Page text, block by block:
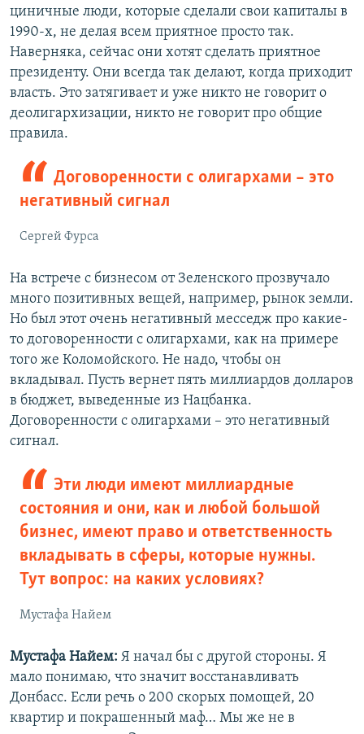
циничные люди, которые сделали свои капиталы в
1990-х, не делая всем приятное просто так.
Наверняка, сейчас они хотят сделать приятное
президенту. Они всегда так делают, когда приходит
власть. Это затягивает и уже никто не говорит о
деолигархизации, никто не говорит про общие
правила.
Договоренности с олигархами – это
негативный сигнал
Сергей Фурса
На встрече с бизнесом от Зеленского прозвучало
много позитивных вещей, например, рынок земли.
Но был этот очень негативный месседж про какие-
то договоренности с олигархами, как на примере
того же Коломойского. Не надо, чтобы он
вкладывал. Пусть вернет пять миллиардов долларов
в бюджет, выведенные из Нацбанка.
Договоренности с олигархами – это негативный
сигнал.
Эти люди имеют миллиардные
состояния и они, как и любой большой
бизнес, имеют право и ответственность
вкладывать в сферы, которые нужны.
Тут вопрос: на каких условиях?
Мустафа Найем
Мустафа Найем: Я начал бы с другой стороны. Я
мало понимаю, что значит восстанавливать
Донбасс. Если речь о 200 скорых помощей, 20
квартир и покрашенный маф… Мы же не в